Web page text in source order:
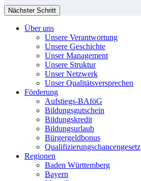
Nächster Schritt
Über uns
Unsere Verantwortung
Unsere Geschichte
Unser Management
Unsere Struktur
Unser Netzwerk
Unser Qualitätsversprechen
Förderung
Aufstiegs-BAföG
Bildungsgutschein
Bildungskredit
Bildungsurlaub
Bürgergeldbonus
Qualifizierungschancengesetz
Regionen
Baden Württemberg
Bayern